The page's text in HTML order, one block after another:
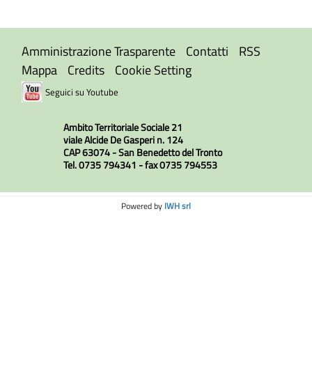
Amministrazione Trasparente Contatti
RSS
Mappa Credits Cookie Setting
Seguici su Youtube
Ambito Territoriale Sociale 21
viale Alcide De Gasperi n. 124
CAP 63074 - San Benedetto del Tronto
Tel. 0735 794341 - fax 0735 794553
Powered by IWH srl